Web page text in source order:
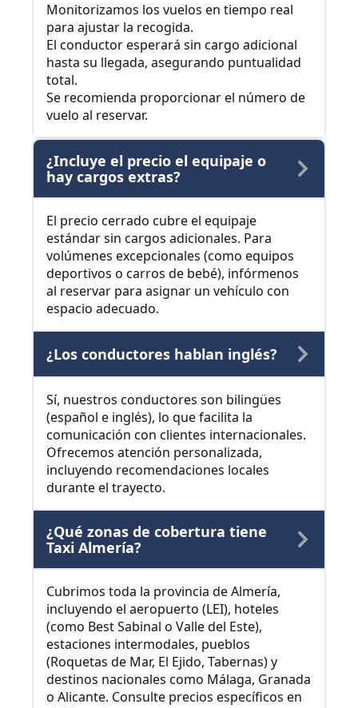
Monitorizamos los vuelos en tiempo real
para ajustar la recogida.
El conductor esperará sin cargo adicional
hasta su llegada, asegurando puntualidad
total.
Se recomienda proporcionar el número de
vuelo al reservar.
¿Incluye el precio el equipaje o
hay cargos extras?
El precio cerrado cubre el equipaje
estándar sin cargos adicionales. Para
volúmenes excepcionales (como equipos
deportivos o carros de bebé), infórmenos
al reservar para asignar un vehículo con
espacio adecuado.
¿Los conductores hablan inglés?
Sí, nuestros conductores son bilingües
(español e inglés), lo que facilita la
comunicación con clientes internacionales.
Ofrecemos atención personalizada,
incluyendo recomendaciones locales
durante el trayecto.
¿Qué zonas de cobertura tiene
Taxi Almería?
Cubrimos toda la provincia de Almería,
incluyendo el aeropuerto (LEI), hoteles
(como Best Sabinal o Valle del Este),
estaciones intermodales, pueblos
(Roquetas de Mar, El Ejido, Tabernas) y
destinos nacionales como Málaga, Granada
o Alicante. Consulte precios específicos en